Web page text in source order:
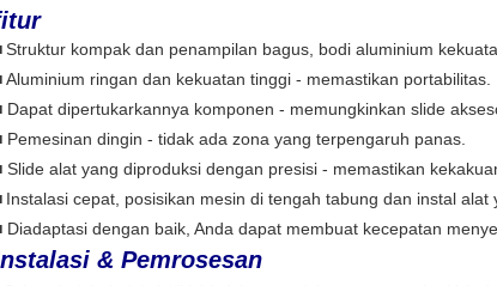
Struktur kompak dan penampilan bagus, bodi aluminium
Aluminium ringan dan kekuatan tinggi - memastikan portabilitas.
Dapat dipertukarkannya komponen - memungkinkan slide
Pemesinan dingin - tidak ada zona yang terpengaruh panas.
Slide alat yang diproduksi dengan presisi - memastikan
Instalasi cepat, posisikan mesin di tengah tabung dan instal
Diadaptasi dengan baik, Anda dapat membuat kecepatan
& Pemrosesan